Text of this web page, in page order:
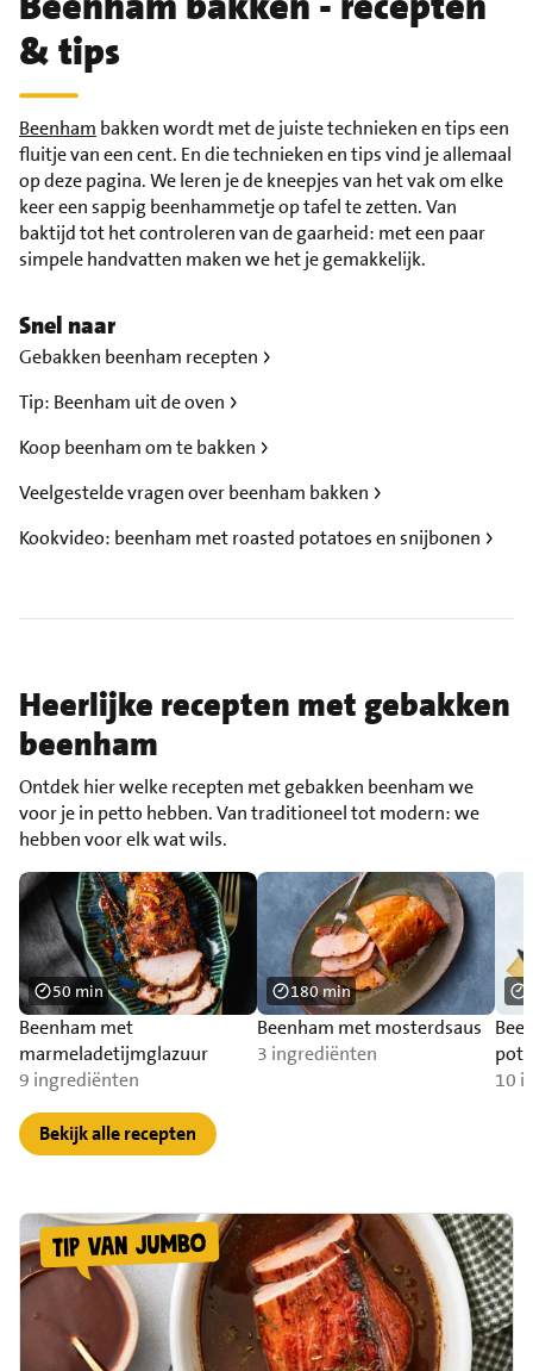
& tips
Beenham bakken wordt met de juiste technieken en tips een
fluitje van een cent. En die technieken en tips vind je allemaal
op deze pagina. We leren je de kneepjes van het vak om elke
keer een sappig beenhammetje op tafel te zetten. Van
baktijd tot het controleren van de gaarheid: met een paar
simpele handvatten maken we het je gemakkelijk.
Snel naar
Gebakken beenham recepten
Tip: Beenham uit de oven
Koop beenham om te bakken
Veelgestelde vragen over beenham bakken
Kookvideo: beenham met roasted potatoes en snijbonen
Heerlijke recepten met gebakken
beenham
Ontdek hier welke recepten met gebakken beenham we
voor je in petto hebben. Van traditioneel tot modern: we
hebben voor elk wat wils.
Beenham met
marmeladetijmglazuur
9 ingrediënten
50 min
Beenham met mosterdsaus
3 ingrediënten
180 min
10
Bekijk alle recepten